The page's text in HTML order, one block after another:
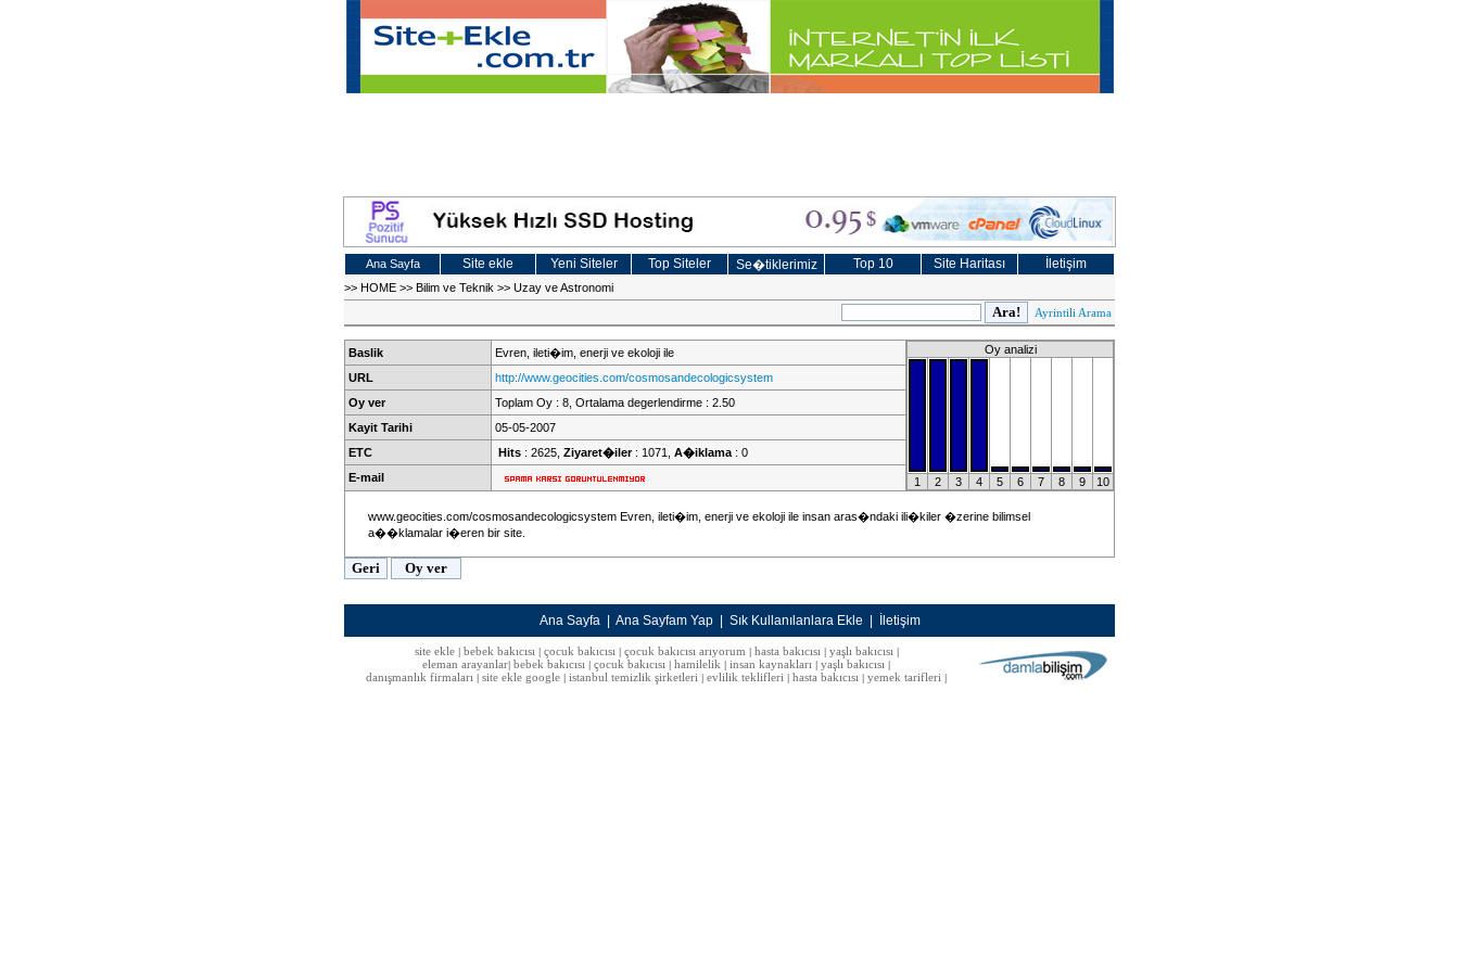
Ana Sayfa Site ekle Yeni Siteler Top Siteler Se�tiklerimiz Top 10 Site Haritası İletişim
>> HOME >> Bilim ve Teknik >> Uzay ve Astronomi
Ayrintili Arama
Baslik Evren, ileti�im, enerji ve ekoloji ile Oy analizi
1 2 3 4 5 6 7 8 9 10
URL
http://www.geocities.com/cosmosandecologicsystem
Oy ver
Toplam Oy : 8, Ortalama degerlendirme : 2.50
Kayit Tarihi
05-05-2007
ETC
Hits : 2625, Ziyaret�iler: 1071, A�iklama : 0
E-mail
www.geocities.com/cosmosandecologicsystem Evren, ileti�im, enerji ve ekoloji ile insan aras�ndaki ili�kiler �zerine bilimsel
a��klamalar i�eren bir site.
Ana Sayfa Ana Sayfam Yap Sık Kullanılanlara Ekle İletişim
site ekle| bebek bakıcısı| çocuk bakıcısı| çocuk bakıcısı arıyorum hasta bakıcısı| yaşlı bakıcısı|
eleman arayanlar bebek bakıcısı çocuk bakıcısı hamilelik insan kaynakları yaşlı bakıcısı
danışmanlık firmaları site ekle google istanbul temizlik şirketleri evlilik teklifleri hasta bakıcısı yemek tarifleri